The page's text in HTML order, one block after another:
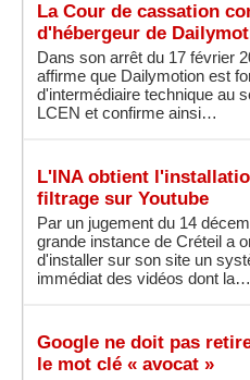
La Cour de cassation
d'hébergeur de
Dans son arrêt du 17 février
affirme que Dailymotion est
d'intermédiaire technique au
LCEN et confirme ainsi…
L'INA obtient
filtrage sur Youtube
Par un jugement du 14
grande instance de Créteil a
d'installer sur son site un
immédiat des vidéos dont la…
Google ne doit pas
le mot clé « avocat »